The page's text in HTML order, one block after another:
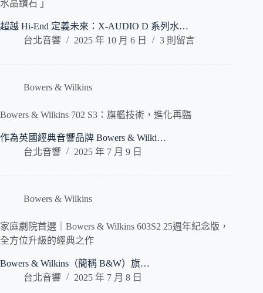
水晶鑽石 」
超越 Hi-End 定義未來：X-AUDIO D 系列水…
台北音響
2025 年 10 月 6 日 3 則留言
Bowers & Wilkins
Bowers & Wilkins 702 S3：旗艦技術，進化再臨
作為英國經典音響品牌 Bowers & Wilki…
台北音響
2025 年 7 月 9 日
Bowers & Wilkins
家庭劇院首選｜Bowers & Wilkins 603S2 25週年紀念版，
全方位升級的經典之作
Bowers & Wilkins（簡稱 B&W）旗…
台北音響
2025 年 7 月 8 日